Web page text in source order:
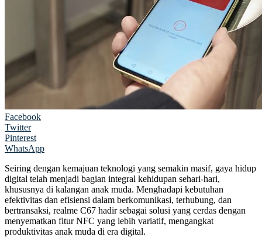
Facebook
Twitter
Pinterest
WhatsApp
Seiring dengan kemajuan teknologi yang semakin masif, gaya hidup
digital telah menjadi bagian integral kehidupan sehari-hari,
khususnya di kalangan anak muda. Menghadapi kebutuhan
efektivitas dan efisiensi dalam berkomunikasi, terhubung, dan
bertransaksi, realme C67 hadir sebagai solusi yang cerdas dengan
menyematkan fitur NFC yang lebih variatif, mengangkat
produktivitas anak muda di era digital.